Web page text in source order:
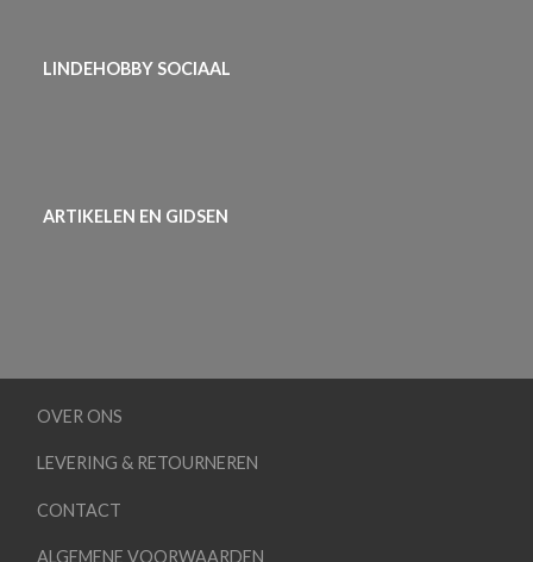
LINDEHOBBY SOCIAAL
ARTIKELEN EN GIDSEN
OVER ONS
LEVERING & RETOURNEREN
CONTACT
ALGEMENE VOORWAARDEN